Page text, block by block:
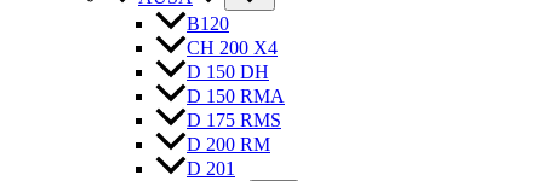
B120
CH 200 X4
D 150 DH
D 150 RMA
D 175 RMS
D 200 RM
D 201